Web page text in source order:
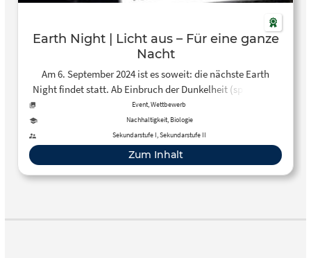
Earth Night | Licht aus – Für eine ganze
Nacht
Am 6. September 2024 ist es soweit: die nächste Earth
Night findet statt. Ab Einbruch der Dunkelheit (spätestens
ab 22 Uhr) werden Menschen Außenlicht für eine ganze
Nacht lang reduzieren bzw. abschalten und so ein Zeichen
gegen die zunehmende Lichtverschmutzung und
Event, Wettbewerb
Nachhaltigkeit, Biologie
Sekundarstufe I, Sekundarstufe II
Zum Inhalt